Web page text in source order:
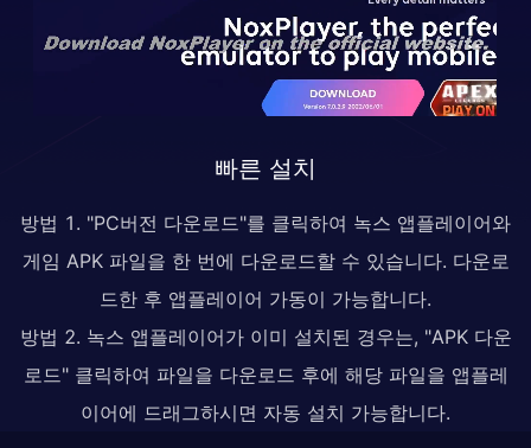
빠른 설치
방법 1. "PC버전 다운로드"를 클릭하여 녹스 앱플레이어와
게임 APK 파일을 한 번에 다운로드할 수 있습니다. 다운로
드한 후 앱플레이어 가동이 가능합니다.
방법 2. 녹스 앱플레이어가 이미 설치된 경우는, "APK 다운
로드" 클릭하여 파일을 다운로드 후에 해당 파일을 앱플레
이어에 드래그하시면 자동 설치 가능합니다.